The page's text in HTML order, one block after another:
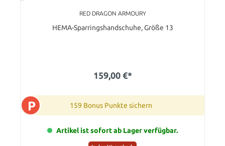
RED DRAGON ARMOURY
HEMA-Sparringshandschuhe, Größe 13
159,00 €*
P 159 Bonus Punkte sichern
Artikel ist sofort ab Lager verfügbar.